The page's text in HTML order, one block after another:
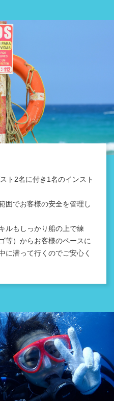
ト2名に付き1名のインスト
囲でお客様の安全を管理し
ルもしっかり船の上で練
等）からお客様のペースに
に潜って行くのでご安心く